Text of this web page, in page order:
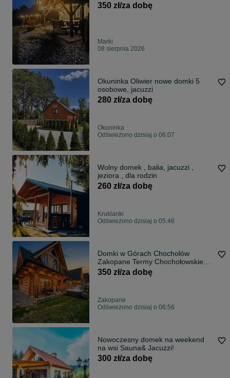
350 zł/za dobę
Marki
08 sierpnia 2026
Okuninka Oliwier nowe domki 5
osobowe, jacuzzi
280 zł/za dobę
Okuninka
Odświeżono dzisiaj o 06:07
Wolny domek , balia, jacuzzi ,
jeziora , dla rodzin
260 zł/za dobę
Kruklanki
Odświeżono dzisiaj o 05:46
Domki w Górach Chochołów
Zakopane Termy Chochołowskie
możliwość balia jacuzzi, weekend,
basen, noclegi zakopane , noclegi
350 zł/za dobę
Zakopane
Odświeżono dzisiaj o 06:56
Nowoczesny domek na weekend
na wsi Sauna& Jacuzzi!
300 zł/za dobę